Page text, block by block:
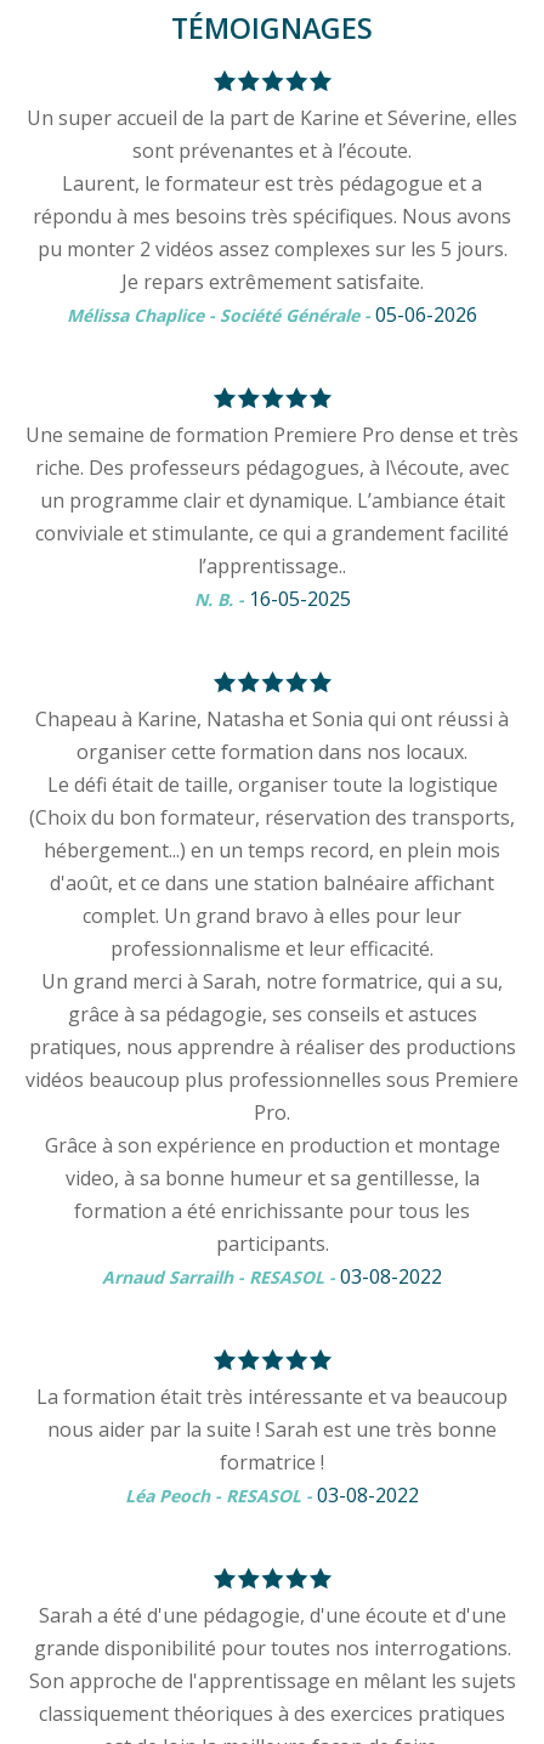
TÉMOIGNAGES
Un super accueil de la part de Karine et Séverine, elles
sont prévenantes et à l’écoute.
Laurent, le formateur est très pédagogue et a
répondu à mes besoins très spécifiques. Nous avons
pu monter 2 vidéos assez complexes sur les 5 jours.
Je repars extrêmement satisfaite.
Mélissa Chaplice - Société Générale - 05-06-2026
Une semaine de formation Premiere Pro dense et très
riche. Des professeurs pédagogues, à l\écoute, avec
un programme clair et dynamique. L’ambiance était
conviviale et stimulante, ce qui a grandement facilité
l’apprentissage..
N. B. - 16-05-2025
Chapeau à Karine, Natasha et Sonia qui ont réussi à
organiser cette formation dans nos locaux.
Le défi était de taille, organiser toute la logistique
(Choix du bon formateur, réservation des transports,
hébergement...) en un temps record, en plein mois
d'août, et ce dans une station balnéaire affichant
complet. Un grand bravo à elles pour leur
professionnalisme et leur efficacité.
Un grand merci à Sarah, notre formatrice, qui a su,
grâce à sa pédagogie, ses conseils et astuces
pratiques, nous apprendre à réaliser des productions
vidéos beaucoup plus professionnelles sous Premiere
Pro.
Grâce à son expérience en production et montage
video, à sa bonne humeur et sa gentillesse, la
formation a été enrichissante pour tous les
participants.
Arnaud Sarrailh - RESASOL - 03-08-2022
La formation était très intéressante et va beaucoup
nous aider par la suite ! Sarah est une très bonne
formatrice !
Léa Peoch - RESASOL - 03-08-2022
Sarah a été d'une pédagogie, d'une écoute et d'une
grande disponibilité pour toutes nos interrogations.
Son approche de l'apprentissage en mêlant les sujets
classiquement théoriques à des exercices pratiques